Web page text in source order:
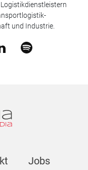
und Industrie.
Jobs